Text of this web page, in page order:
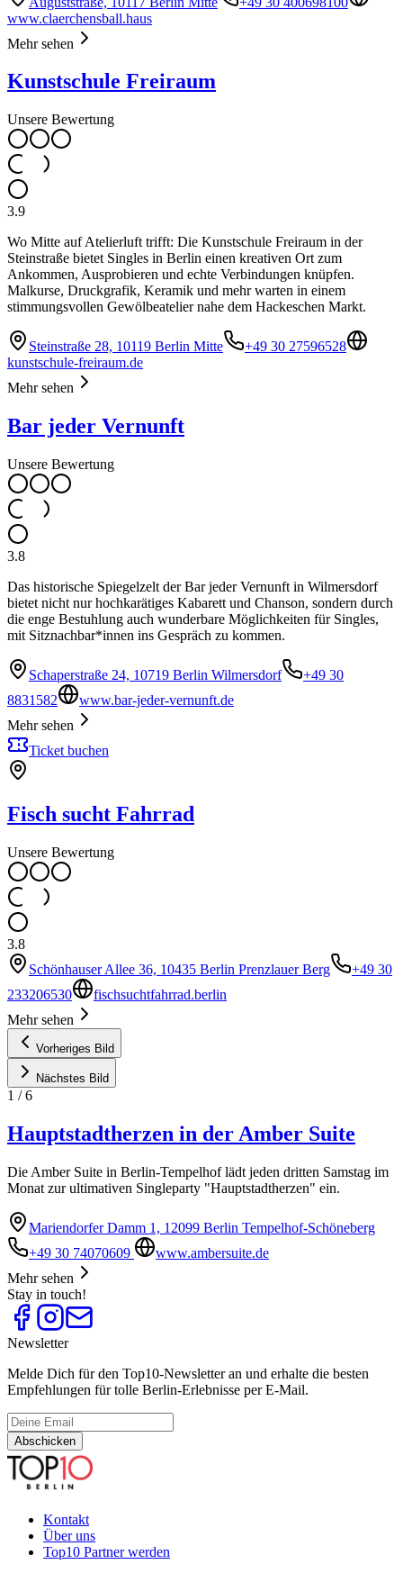
www.claerchensball.haus
Mehr sehen
Kunstschule Freiraum
Unsere Bewertung
3.9
Wo Mitte auf Atelierluft trifft: Die Kunstschule Freiraum in der
Steinstraße bietet Singles in Berlin einen kreativen Ort zum
Ankommen, Ausprobieren und echte Verbindungen knüpfen.
Malkurse, Druckgrafik, Keramik und mehr warten in einem
stimmungsvollen Gewölbeatelier nahe dem Hackeschen Markt.
Steinstraße 28, 10119 Berlin Mitte
+49 30 27596528
kunstschule-freiraum.de
Mehr sehen
Bar jeder Vernunft
Unsere Bewertung
3.8
Das historische Spiegelzelt der Bar jeder Vernunft in Wilmersdorf
bietet nicht nur hochkarätiges Kabarett und Chanson, sondern durch
die enge Bestuhlung auch wunderbare Möglichkeiten für Singles,
mit Sitznachbar*innen ins Gespräch zu kommen.
Schaperstraße 24, 10719 Berlin Wilmersdorf
+49 30
8831582
www.bar-jeder-vernunft.de
Mehr sehen
Ticket buchen
Fisch sucht Fahrrad
Unsere Bewertung
3.8
Schönhauser Allee 36, 10435 Berlin Prenzlauer Berg
+49 30
233206530
fischsuchtfahrrad.berlin
Mehr sehen
Vorheriges Bild
Nächstes Bild
1 /6
Hauptstadtherzen in der Amber Suite
Die Amber Suite in Berlin-Tempelhof lädt jeden dritten Samstag im
Monat zur ultimativen Singleparty "Hauptstadtherzen" ein.
Mariendorfer Damm 1, 12099 Berlin Tempelhof-Schöneberg
+49 30 74070609
www.ambersuite.de
Mehr sehen
Stay in touch!
Newsletter
Melde Dich für den Top10-Newsletter an und erhalte die besten
Empfehlungen für tolle Berlin-Erlebnisse per E-Mail.
Abschicken
Kontakt
Über uns
Top10 Partner werden